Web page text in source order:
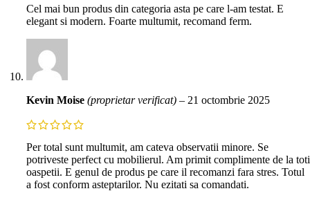
Cel mai bun produs din categoria asta pe care l-am testat. E
elegant si modern. Foarte multumit, recomand ferm.
Kevin Moise (proprietar verificat) – 21 octombrie 2025
Per total sunt multumit, am cateva observatii minore. Se
potriveste perfect cu mobilierul. Am primit complimente de la toti
oaspetii. E genul de produs pe care il recomanzi fara stres. Totul
a fost conform asteptarilor. Nu ezitati sa comandati.